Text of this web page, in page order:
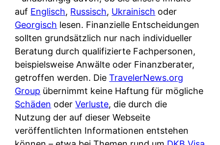
r
k
l
i
c
h
?
n
k
t
i
o
n
i
e
r
e
n
l
i
n
e
:
W
a
s
i
s
s
:
W
e
n
n
d
e
r
S
auf Englisch, Russisch, Ukrainisch oder
Georgisch lesen. Finanzielle Entscheidungen
sollten grundsätzlich nur nach individueller
Beratung durch qualifizierte Fachpersonen,
beispielsweise Anwälte oder Finanzberater,
getroffen werden. DieTravelerNews.org
Group übernimmt keine Haftung für mögliche
Schäden oderVerluste, die durch die
Nutzung der auf dieser Webseite
veröffentlichten Informationen entstehen